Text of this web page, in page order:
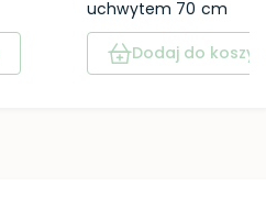
uchwytem 70 cm
Dodaj do